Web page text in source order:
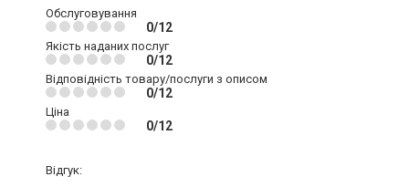
Обслуговування
0/12
Якість наданих послуг
0/12
Відповідність товару/послуги з описом
0/12
Ціна
0/12
Відгук: